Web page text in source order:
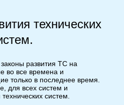
технических
развития ТС на
во все времена и
только в последнее время.
для всех систем и
систем.